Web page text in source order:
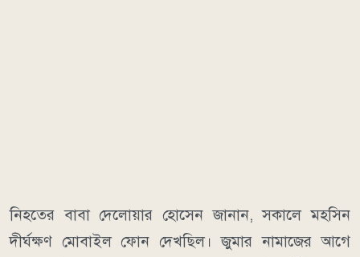
নিহতের বাবা দেলোয়ার হোসেন জানান, সকালে মহসিন
দীর্ঘক্ষণ মোবাইল ফোন দেখছিল। জুমার নামাজের আগে